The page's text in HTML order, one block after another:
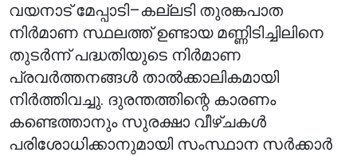
വയനാട് മേപ്പാടി–കല്ലടി തുരങ്കപാത
നിർമാണ സ്ഥലത്ത് ഉണ്ടായ മണ്ണിടിച്ചിലിനെ
തുടർന്ന് പദ്ധതിയുടെ നിർമാണ
പ്രവർത്തനങ്ങൾ താൽക്കാലികമായി
നിർത്തിവച്ചു. ദുരന്തത്തിന്റെ കാരണം
കണ്ടെത്താനും സുരക്ഷാ വീഴ്ചകൾ
പരിശോധിക്കാനുമായി സംസ്ഥാന സർക്കാർ